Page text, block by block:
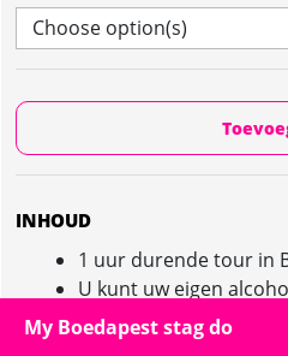
Choose option(s)
INHOUD
1 uur durende tour in
U kunt uw eigen
Champagne wordt
Striptease in de limo
My Boedapest stag do